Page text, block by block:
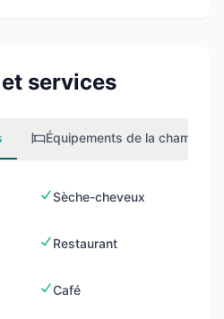
services
Équipements de la chambre
Sèche-cheveux
Restaurant
Café